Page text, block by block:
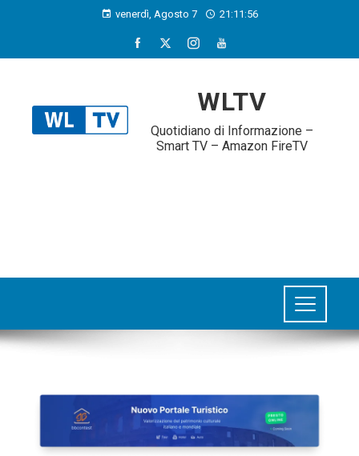
venerdì, Agosto 7 21:11:57
WLTV
Quotidiano di Informazione –
Smart TV – Amazon FireTV